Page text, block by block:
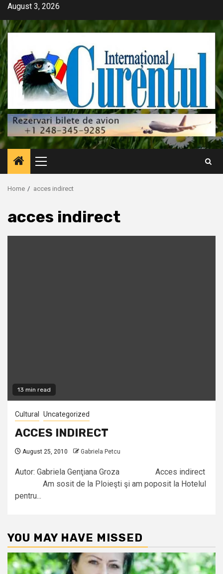
Skip
content
August 3, 2026
Primary
Menu
Home acces indirect
acces indirect
13 min read
Cultural Uncategorized
ACCES INDIRECT
August 25, 2010 Gabriela Petcu
Autor: Gabriela Genţiana Groza Acces indirect
Am sosit de la Ploieşti şi am poposit la Hotelul
pentru...
YOU MAY HAVE MISSED